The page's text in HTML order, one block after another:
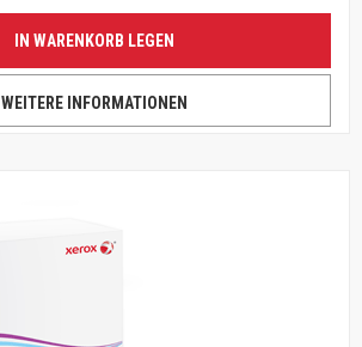
IN WARENKORB LEGEN
WEITERE INFORMATIONEN